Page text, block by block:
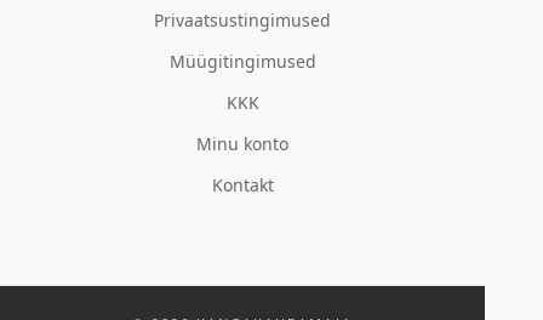
Privaatsustingimused
Müügitingimused
KKK
Minu konto
Kontakt